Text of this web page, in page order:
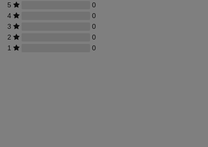
5
0
4
0
3
0
2
0
1
0